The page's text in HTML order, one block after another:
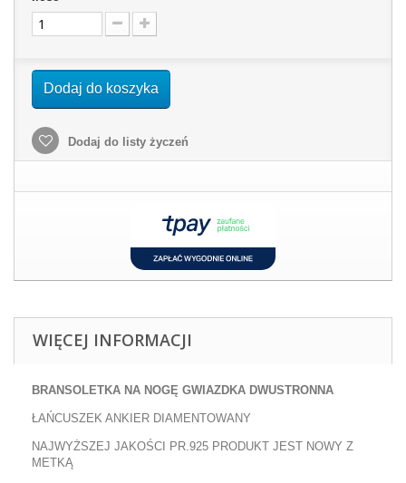
Dodaj do koszyka
Dodaj do listy życzeń
WIĘCEJ INFORMACJI
BRANSOLETKA NA NOGĘ GWIAZDKA DWUSTRONNA
ŁAŃCUSZEK ANKIER DIAMENTOWANY
NAJWYŻSZEJ JAKOŚCI PR.925 PRODUKT JEST NOWY Z
METKĄ